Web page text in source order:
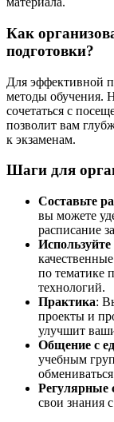
Как
подготовки?
Для эффективной
методы обучения.
сочетаться с
позволит вам
к экзаменам.
Шаги для
Составьте
вы можете
расписание
по тематике
технологий.
Практика:
проекты и
улучшит
Общение с
учебным
Регулярные
свои знания